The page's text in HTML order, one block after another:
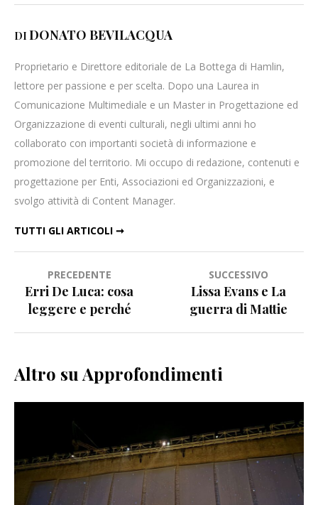
DI DONATO BEVILACQUA
Proprietario e Direttore editoriale de La Bottega di Hamlin,
lettore per passione e per scelta. Dopo una Laurea in
Comunicazione Multimediale e un Master in Progettazione ed
Organizzazione di eventi culturali, negli ultimi anni ho
collaborato con importanti società di informazione e
promozione del territorio. Mi occupo di redazione, contenuti e
progettazione per Enti, Associazioni ed Organizzazioni, e
svolgo attività di Content Manager.
TUTTI GLI ARTICOLI ➞
Navigazione
articoli
PRECEDENTE
Erri De Luca: cosa
leggere e perché
SUCCESSIVO
Lissa Evans e La
guerra di Mattie
Altro su Approfondimenti